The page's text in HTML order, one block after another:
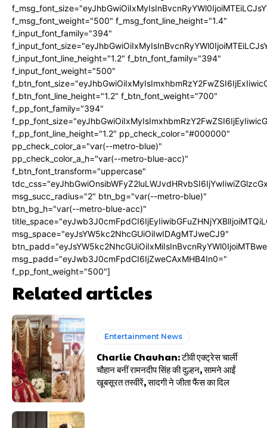
f_msg_font_weight="500" f_msg_font_line_height="1.4"
f_input_font_family="394"
f_input_font_line_height="1.2" f_btn_font_family="394"
f_input_font_weight="500"
f_btn_font_line_height="1.2" f_btn_font_weight="700"
f_pp_font_family="394"
f_pp_font_line_height="1.2" pp_check_color="#000000"
pp_check_color_a="var(--metro-blue)"
pp_check_color_a_h="var(--metro-blue-acc)"
f_btn_font_transform="uppercase"
msg_succ_radius="2" btn_bg="var(--metro-blue)"
btn_bg_h="var(--metro-blue-acc)"
msg_space="eyJsYW5kc2NhcGUiOiIwIDAgMTJweCJ9"
msg_padd="eyJwb3J0cmFpdCI6IjZweCAxMHB4In0="
f_pp_font_weight="500"]
Related articles
Entertainment News
Charlie Chauhan: टीवी एक्ट्रेस चार्ली
चौहान बनीं रामनदीप सिंह की दुल्हन, सामने आईं
खूबसूरत तस्वीरें, सादगी ने जीता फैंस का दिल